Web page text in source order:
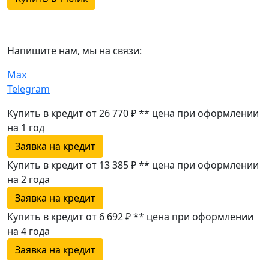
Напишите нам, мы на связи:
Max
Telegram
Купить в кредит от 26 770 ₽** цена при оформлении
на 1 год
Заявка на кредит
Купить в кредит от 13 385 ₽** цена при оформлении
на 2 года
Заявка на кредит
Купить в кредит от 6 692 ₽** цена при оформлении
на 4 года
Заявка на кредит